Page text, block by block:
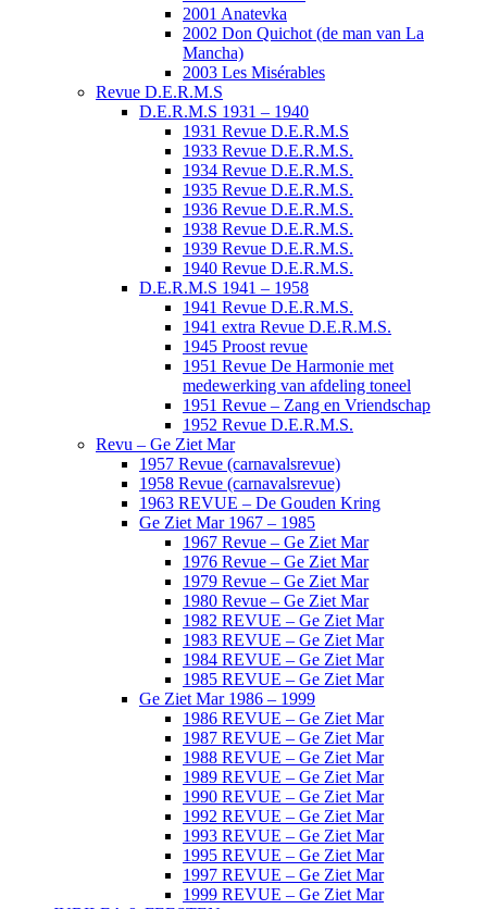
2001 Anatevka
2002 Don Quichot (de man van La
Mancha)
2003 Les Misérables
Revue D.E.R.M.S
D.E.R.M.S 1931 – 1940
1931 Revue D.E.R.M.S
1933 Revue D.E.R.M.S.
1934 Revue D.E.R.M.S.
1935 Revue D.E.R.M.S.
1936 Revue D.E.R.M.S.
1938 Revue D.E.R.M.S.
1939 Revue D.E.R.M.S.
1940 Revue D.E.R.M.S.
D.E.R.M.S 1941 – 1958
1941 Revue D.E.R.M.S.
1941 extra Revue D.E.R.M.S.
1945 Proost revue
1951 Revue De Harmonie met
medewerking van afdeling toneel
1951 Revue – Zang en Vriendschap
1952 Revue D.E.R.M.S.
Revu – Ge Ziet Mar
1957 Revue (carnavalsrevue)
1958 Revue (carnavalsrevue)
1963 REVUE – De Gouden Kring
Ge Ziet Mar 1967 – 1985
1967 Revue – Ge Ziet Mar
1976 Revue – Ge Ziet Mar
1979 Revue – Ge Ziet Mar
1980 Revue – Ge Ziet Mar
1982 REVUE – Ge Ziet Mar
1983 REVUE – Ge Ziet Mar
1984 REVUE – Ge Ziet Mar
1985 REVUE – Ge Ziet Mar
Ge Ziet Mar 1986 – 1999
1986 REVUE – Ge Ziet Mar
1987 REVUE – Ge Ziet Mar
1988 REVUE – Ge Ziet Mar
1989 REVUE – Ge Ziet Mar
1990 REVUE – Ge Ziet Mar
1992 REVUE – Ge Ziet Mar
1993 REVUE – Ge Ziet Mar
1995 REVUE – Ge Ziet Mar
1997 REVUE – Ge Ziet Mar
1999 REVUE – Ge Ziet Mar